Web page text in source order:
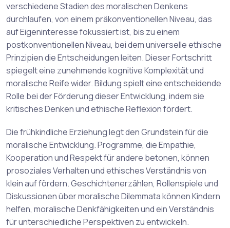
verschiedene Stadien des moralischen Denkens
durchlaufen, von einem präkonventionellen Niveau, das
auf Eigeninteresse fokussiert ist, bis zu einem
postkonventionellen Niveau, bei dem universelle ethische
Prinzipien die Entscheidungen leiten. Dieser Fortschritt
spiegelt eine zunehmende kognitive Komplexität und
moralische Reife wider. Bildung spielt eine entscheidende
Rolle bei der Förderung dieser Entwicklung, indem sie
kritisches Denken und ethische Reflexion fördert.
Die frühkindliche Erziehung legt den Grundstein für die
moralische Entwicklung. Programme, die Empathie,
Kooperation und Respekt für andere betonen, können
prosoziales Verhalten und ethisches Verständnis von
klein auf fördern. Geschichtenerzählen, Rollenspiele und
Diskussionen über moralische Dilemmata können Kindern
helfen, moralische Denkfähigkeiten und ein Verständnis
für unterschiedliche Perspektiven zu entwickeln.